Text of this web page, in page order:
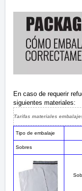
En caso de requerir
siguientes materiales:
Tarifas materiales
Tipo de embalaje
Sobres